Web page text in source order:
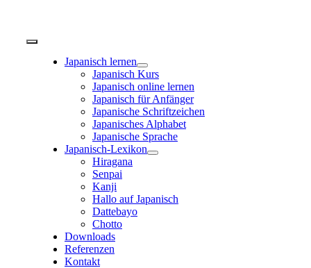
Toggle
NavigationJapanisch lernen
Japanisch Kurs
Japanisch online lernen
Japanisch für Anfänger
Japanische Schriftzeichen
Japanisches Alphabet
Japanische Sprache
Japanisch-Lexikon
Hiragana
Senpai
Kanji
Hallo auf Japanisch
Dattebayo
Chotto
Downloads
Referenzen
Kontakt